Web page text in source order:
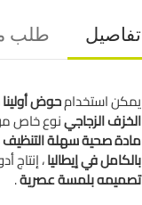
تفاصيل طلب
يمكن استخدامحوض أولينا
الخزف الزجاجينوع خاص
مادة صحية سهلة التنظيف
بالكامل في إيطاليا،
تصميمه بلمسة عصرية.